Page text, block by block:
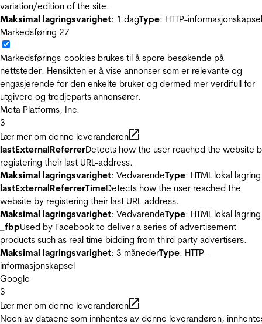
variation/edition of the site.
Maksimal lagringsvarighet: 1 dagType: HTTP-informasjonskapsel
Markedsføring 27
Markedsførings-cookies brukes til å spore besøkende på
nettsteder. Hensikten er å vise annonser som er relevante og
engasjerende for den enkelte bruker og dermed mer verdifull for
utgivere og tredjeparts annonsører.
Meta Platforms, Inc.
3
Lær mer om denne leverandøren
lastExternalReferrerDetects how the user reached the website
registering their last URL-address.
Maksimal lagringsvarighet: VedvarendeType: HTML lokal lagring
lastExternalReferrerTimeDetects how the user reached the
website by registering their last URL-address.
Maksimal lagringsvarighet: VedvarendeType: HTML lokal lagring
_fbpUsed by Facebook to deliver a series of advertisement
products such as real time bidding from third party advertisers.
Maksimal lagringsvarighet: 3 månederType: HTTP-
informasjonskapsel
Google
3
Lær mer om denne leverandøren
Noen av dataene som innhentes av denne leverandøren,